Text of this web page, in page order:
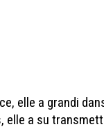
elle a grandi
elle a su